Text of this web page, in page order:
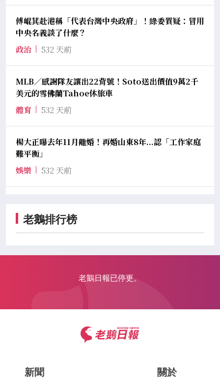
傅崐萁赴港稱「代表台灣中央政府」！綠委質疑：冒用
中央名義談了什麼？
政治
532 天前
MLB／感謝隊友讓出22背號！Soto送出價值9萬2千
美元的雪佛蘭Tahoe休旅車
體育
532 天前
楊大正曝去年11月離婚！再婚山東8年...認「工作家庭
難平衡」
娛樂
532 天前
老鵝排行榜
老鵝日報已停更。
新聞 關於